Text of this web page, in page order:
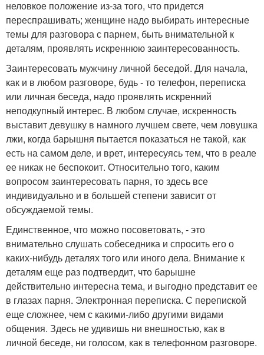
неловкое положение из-за того, что придется
переспрашивать; женщине надо выбирать интересные
темы для разговора с парнем, быть внимательной к
деталям, проявлять искреннюю заинтересованность.
Заинтересовать мужчину личной беседой. Для начала,
как и в любом разговоре, будь - то телефон, переписка
или личная беседа, надо проявлять искренний
неподкупный интерес. В любом случае, искренность
выставит девушку в намного лучшем свете, чем ловушка
лжи, когда барышня пытается показаться не такой, как
есть на самом деле, и врет, интересуясь тем, что в реале
ее никак не беспокоит. Относительно того, каким
вопросом заинтересовать парня, то здесь все
индивидуально и в большей степени зависит от
обсуждаемой темы.
Единственное, что можно посоветовать, - это
внимательно слушать собеседника и спросить его о
каких-нибудь деталях того или иного дела. Внимание к
деталям еще раз подтвердит, что барышне
действительно интересна тема, и выгодно представит ее
в глазах парня. Электронная переписка. С перепиской
еще сложнее, чем с какими-либо другими видами
общения. Здесь не удивишь ни внешностью, как в
личной беседе, ни голосом, как в телефонном разговоре.